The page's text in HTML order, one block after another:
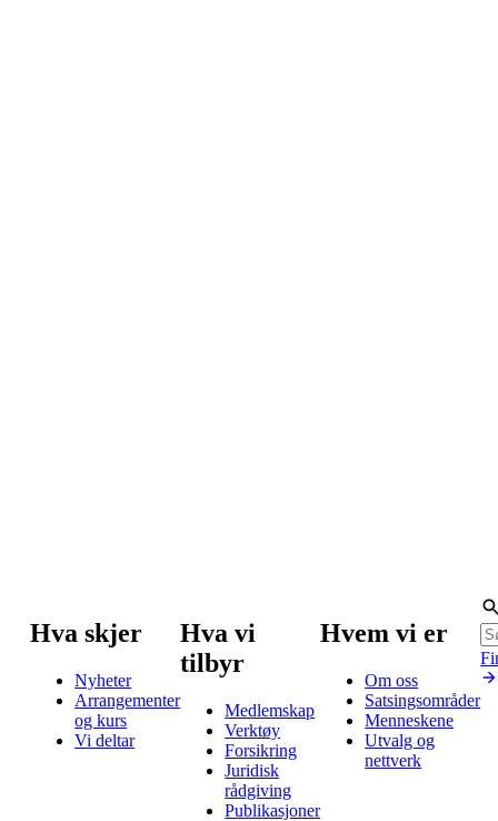
Hva skjer
Nyheter
Arrangementer
og kurs
Vi deltar
Hva vi
tilbyr
Medlemskap
Verktøy
Forsikring
Juridisk
rådgiving
Publikasjoner
Hvem vi er
Om oss
Satsingsområder
Menneskene
Utvalg og
nettverk